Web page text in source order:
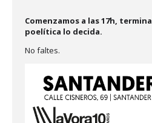
Comenzamos a las 17h,
poelítica lo decida.
No faltes.